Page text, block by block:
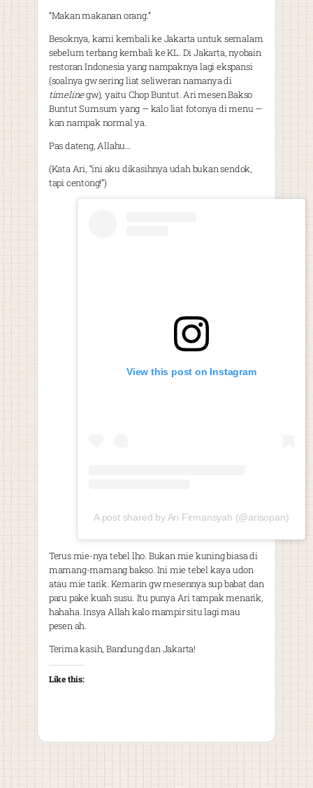
”Makan makanan orang.”
Besoknya, kami kembali ke Jakarta untuk semalam
sebelum terbang kembali ke KL. Di Jakarta, nyobain
restoran Indonesia yang nampaknya lagi ekspansi
(soalnya gw sering liat seliweran namanya di
timelinegw), yaitu Chop Buntut. Ari mesen Bakso
Buntut Sumsum yang — kalo liat fotonya di menu —
kan nampak normal ya.
Pas dateng, Allahu…
(Kata Ari, “ini aku dikasihnya udah bukan sendok,
tapi centong!”)
View this post on Instagram
A post shared by Ari Firmansyah (@arisopan)
Terus mie-nya tebel lho. Bukan mie kuning biasa di
mamang-mamang bakso. Ini mie tebel kaya udon
atau mie tarik. Kemarin gw mesennya sup babat dan
paru pake kuah susu. Itu punya Ari tampak menarik,
hahaha. Insya Allah kalo mampir situ lagi mau
pesen ah.
Terima kasih, Bandung dan Jakarta!
Like this: